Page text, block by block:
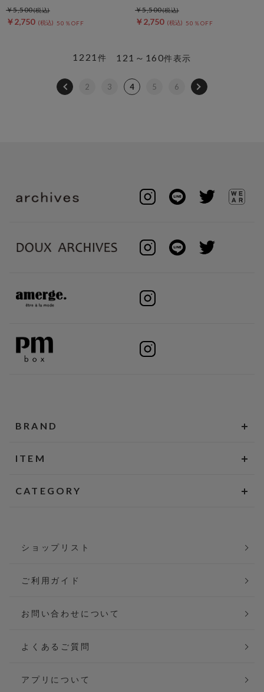
￥2,750 50％OFF
￥5,500
￥2,750 50％OFF
￥5,500
121～160件表示
1221 件
2 3 4 5 6
BRAND
ITEM
CATEGORY
ショップリスト
ご利用ガイド
お問い合わせについて
よくあるご質問
アプリについて